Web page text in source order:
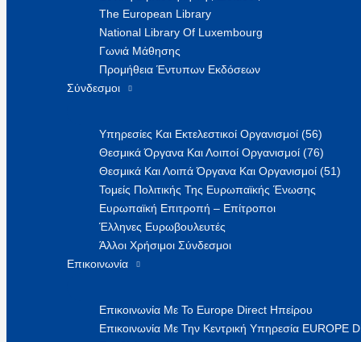
The European Library
National Library Of Luxembourg
Γωνιά Μάθησης
Προμήθεια Έντυπων Εκδόσεων
Σύνδεσμοι
Υπηρεσίες Και Εκτελεστικοί Οργανισμοί (56)
Θεσμικά Όργανα Και Λοιποί Οργανισμοί (76)
Θεσμικά Και Λοιπά Όργανα Και Οργανισμοί (51)
Τομείς Πολιτικής Της Ευρωπαϊκής Ένωσης
Ευρωπαϊκή Επιτροπή – Επίτροποι
Έλληνες Ευρωβουλευτές
Άλλοι Χρήσιμοι Σύνδεσμοι
Επικοινωνία
Επικοινωνία Με Το Europe Direct Ηπείρου
Επικοινωνία Με Την Κεντρική Υπηρεσία EUROPE